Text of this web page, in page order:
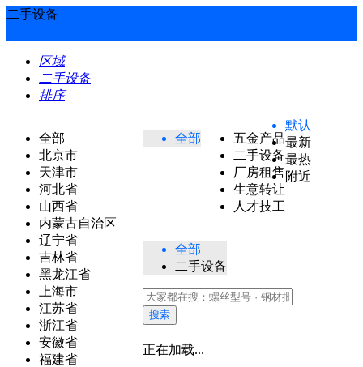
二手设备
区域
二手设备
排序
全部
北京市
天津市
河北省
山西省
内蒙古自治区
辽宁省
吉林省
黑龙江省
上海市
江苏省
浙江省
安徽省
福建省
全部
五金产品
二手设备
厂房租售
生意转让
人才技工
全部
二手设备
默认
最新
最热
附近
搜索
正在加载...